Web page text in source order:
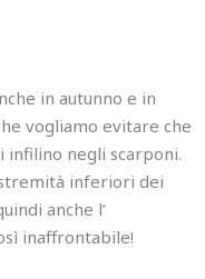
in autunno e in
vogliamo evitare che
infilino negli scarponi.
inferiori dei
anche l’
inaffrontabile!